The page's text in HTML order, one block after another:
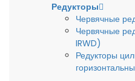
Редукторы
Червячные
Червячные
IRWD)
Редукторы